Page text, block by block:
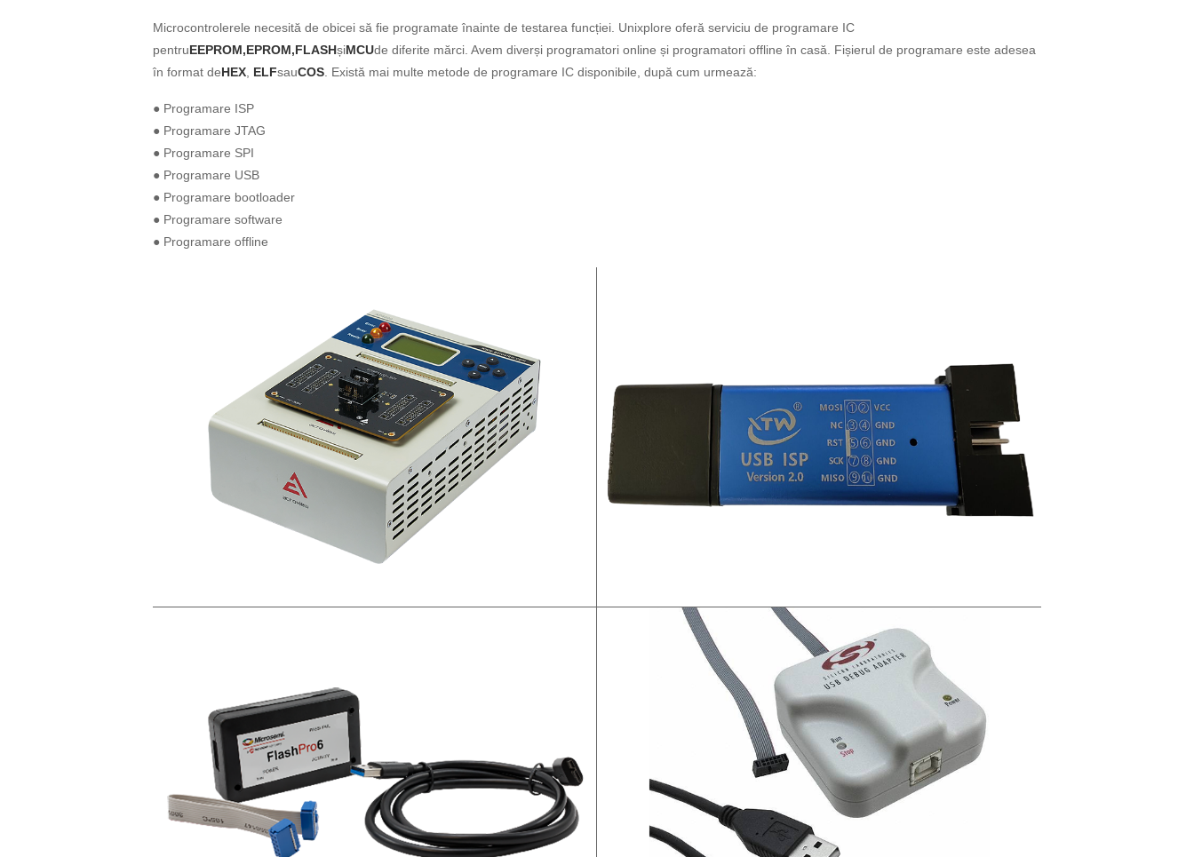
Microcontrolerele necesită de obicei să fie programate înainte de testarea funcției. Unixplore oferă serviciu de programare IC
pentruEEPROM,EPROM,FLASHșiMCUde diferite mărci. Avem diverși programatori online și programatori offline în casă. Fișierul de programare este adesea
în format deHEX ELFsauCOS . Există mai multe metode de programare IC disponibile, după cum urmează:
● Programare ISP
● Programare JTAG
● Programare SPI
● Programare USB
● Programare bootloader
● Programare software
● Programare offline